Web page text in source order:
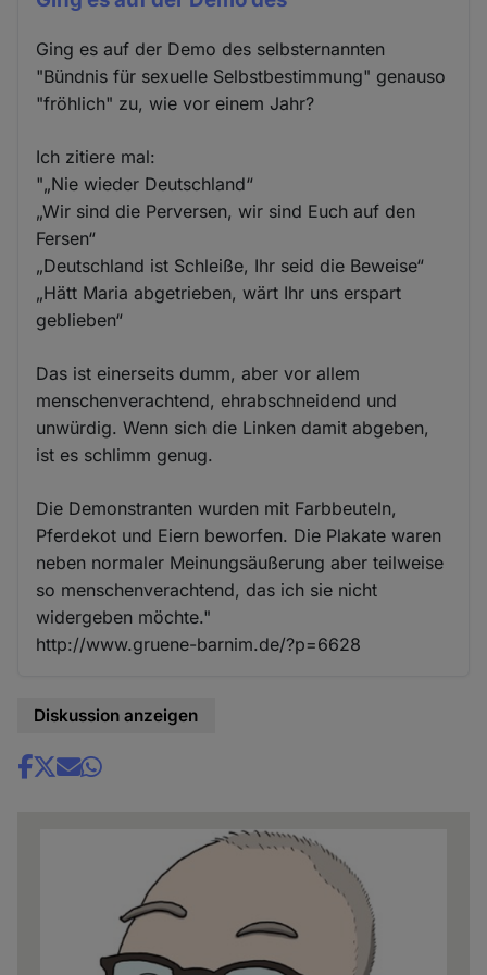
Ging es auf der Demo des selbsternannten
"Bündnis für sexuelle Selbstbestimmung" genauso
"fröhlich" zu, wie vor einem Jahr?
Ich zitiere mal:
"„Nie wieder Deutschland“
„Wir sind die Perversen, wir sind Euch auf den
Fersen“
„Deutschland ist Schleiße, Ihr seid die Beweise“
„Hätt Maria abgetrieben, wärt Ihr uns erspart
geblieben“
Das ist einerseits dumm, aber vor allem
menschenverachtend, ehrabschneidend und
unwürdig. Wenn sich die Linken damit abgeben,
ist es schlimm genug.
Die Demonstranten wurden mit Farbbeuteln,
Pferdekot und Eiern beworfen. Die Plakate waren
neben normaler Meinungsäußerung aber teilweise
so menschenverachtend, das ich sie nicht
widergeben möchte."
http://www.gruene-barnim.de/?p=6628
Diskussion anzeigen
Share